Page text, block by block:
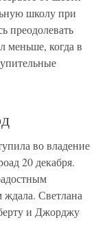
школу при
преодолевать
меньше, когда в
во владение
20 декабря.
ждала. Светлана
и Джорджу